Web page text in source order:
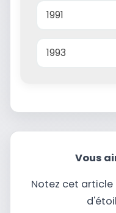
1991
1993
Vous
Notez cet